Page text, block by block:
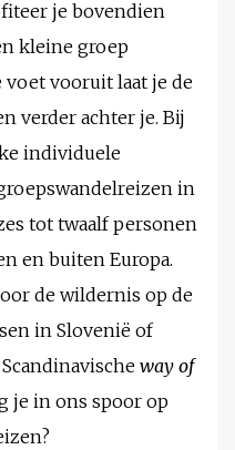
je bovendien
kleine groep
vooruit laat je de
verder achter je. Bij
individuele
in
tot twaalf personen
en buiten Europa.
de wildernis op de
in Slovenië of
way of
je in ons spoor op